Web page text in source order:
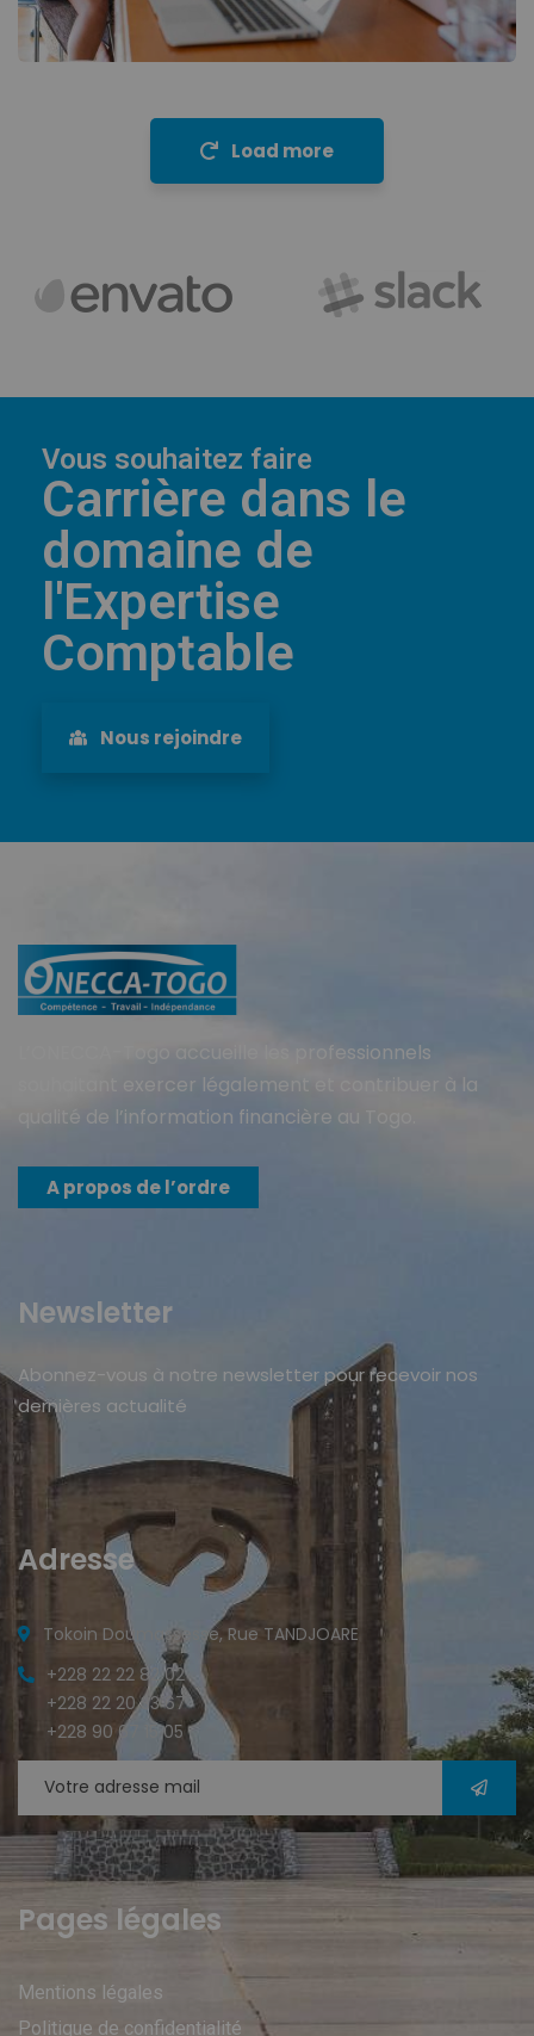
Stakeholder relations
Load more
Vous souhaitez faire
Carrière dans le
domaine de
l'Expertise
Comptable
Nous rejoindre
L’ONECCA-Togo accueille les professionnels
souhaitant exercer légalement et contribuer à la
qualité de l’information financière au Togo.
A propos de l’ordre
Newsletter
Abonnez-vous à notre newsletter pour recevoir nos
dernières actualité
Adresse
Tokoin Doumassesse, Rue TANDJOARE
+228 22 22 82 02
+228 22 20 33 67
+228 90 67 15 05
Pages légales
Mentions légales
Politique de confidentialité